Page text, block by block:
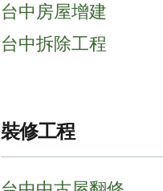
台中房屋增建
台中拆除工程
裝修工程